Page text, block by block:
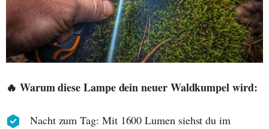
🔥 Warum diese Lampe dein neuer Waldkumpel wird:
Nacht zum Tag: Mit 1600 Lumen siehst du im